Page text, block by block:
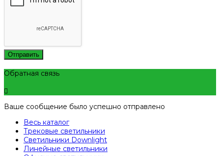
Отправить
Обратная связь
Ваше сообщение было успешно отправлено
Весь каталог
Трековые светильники
Светильники Downlight
Линейные светильники